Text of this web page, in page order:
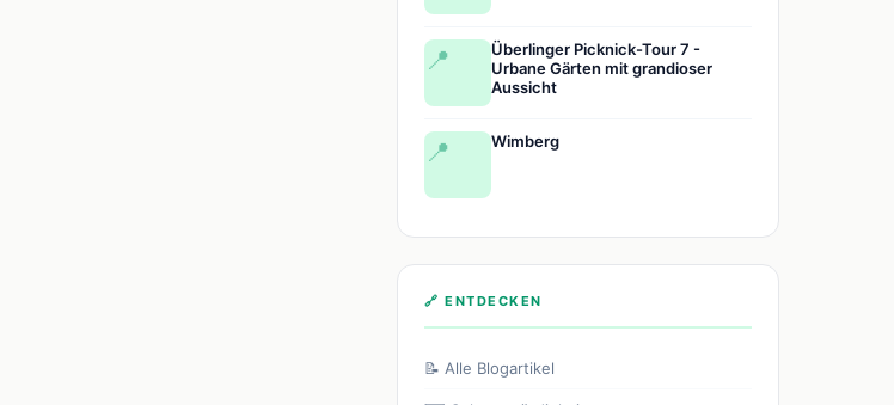
📍
Überlinger Picknick-Tour 7 -
Urbane Gärten mit grandioser
Aussicht
📍 Wimberg
🔗 ENTDECKEN
📝 Alle Blogartikel